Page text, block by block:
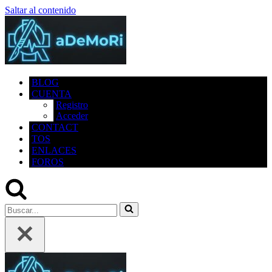
Saltar al contenido
BLOG
CUENTA
Registro
Acceder
CONTACT
TOS
ENLACES
FOROS
Buscar...